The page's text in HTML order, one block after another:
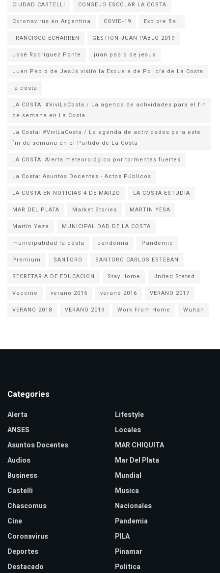
CIUDAD CASTELLI
CONSEJO ESCOLAR LA COSTA
Coronavirus en Argentina
COVID-19
Explore Bali
FRANCISCO ECHARREN
GESTION JUAN PABLO 2019
José Rodríguez Ponte
juan pablo de jesus
la costa
LA COSTA: #VivíLaCosta / La agenda de actividades para el fin
de semana en La Costa
La Costa: #VivíLaCosta / La agenda de actividades para este
fin de semana en el Partido de La Costa
LA COSTA: Alerta meteorológico por tormentas fuertes
La Costa: Asuntos Docentes - Actos Públicos
LA COSTA EN NOTICIAS 4 DE MARZO
LA COSTA ESTUDIA
MAR DEL PLATA
Market Stories
MARTIN YESA
Martín Yeza
MUNICIPALIDAD DE LA COSTA
municipalidad la costa
pandemia
Pandemic
Premium
SANTORO
SANTORO CARLOS ESTEBAN
SECRETARIA DE EDUCACION
Stay Home
United Stated
Vaccine
verano 2015 verano 2016
VERANO 2017
VERANO 2018
VERANO 2019 Work From Home Wuhan
Categories
Alerta
ANSES
Asuntos Docentes
Audios
Business
Castelli
Chascomus
Cine
Coronavirus
Deportes
Destacado
Lifestyle
Locales
MAR CHIQUITA
Mar Del Plata
Mundial
Musica
Nacionales
Pandemia
PILA
Pinamar
Politica